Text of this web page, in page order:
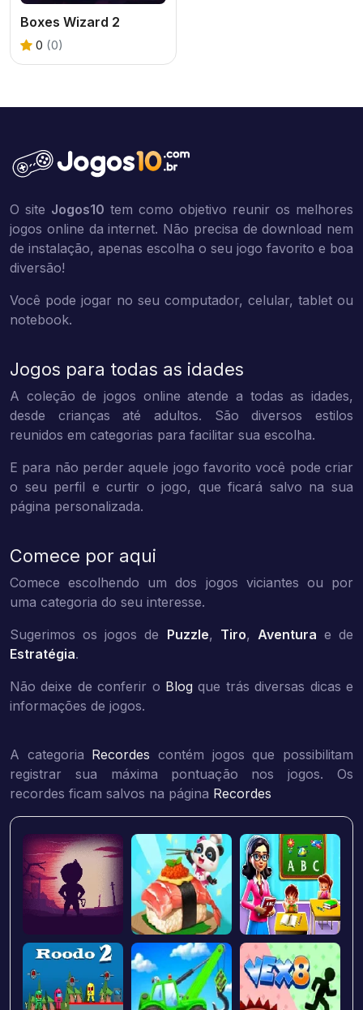
Boxes Wizard 2
0 (0)
O site Jogos10 tem como objetivo reunir os melhores
jogos online da internet. Não precisa de download nem
de instalação, apenas escolha o seu jogo favorito e boa
diversão!
Você pode jogar no seu computador, celular, tablet ou
notebook.
Jogos para todas as idades
A coleção de jogos online atende a todas as idades,
desde crianças até adultos. São diversos estilos
reunidos em categorias para facilitar sua escolha.
E para não perder aquele jogo favorito você pode criar
o seu perfil e curtir o jogo, que ficará salvo na sua
página personalizada.
Comece por aqui
Comece escolhendo um dos jogos viciantes ou por
uma categoria do seu interesse.
Sugerimos os jogos de Puzzle, Tiro, Aventura e de
Estratégia.
Não deixe de conferir o Blog que trás diversas dicas e
informações de jogos.
A categoria Recordes contém jogos que possibilitam
registrar sua máxima pontuação nos jogos. Os
recordes ficam salvos na página Recordes